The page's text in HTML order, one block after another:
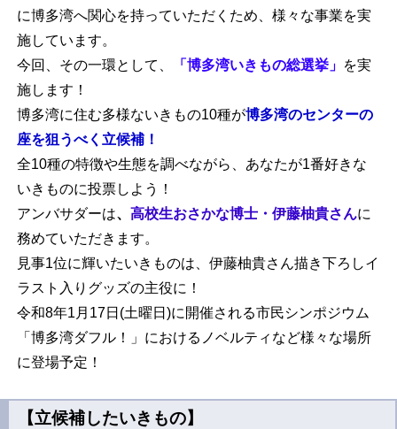
に博多湾へ関心を持っていただくため、様々な事業を実
施しています。
今回、その一環として、
「博多湾いきもの総選挙」 を実
施します！
博多湾に住む多様ないきもの10種が博多湾のセンターの
座を狙うべく立候補！
全10種の特徴や生態を調べながら、あなたが1番好きな
いきものに投票しよう！
アンバサダーは、高校生おさかな博士・伊藤柚貴さんに
務めていただきます。
見事1位に輝いたいきものは、伊藤柚貴さん描き下ろしイ
ラスト入りグッズの主役に！
令和8年1月17日(土曜日)に開催される市民シンポジウム
「博多湾ダフル！」におけるノベルティなど様々な場所
に登場予定！
【立候補したいきもの】